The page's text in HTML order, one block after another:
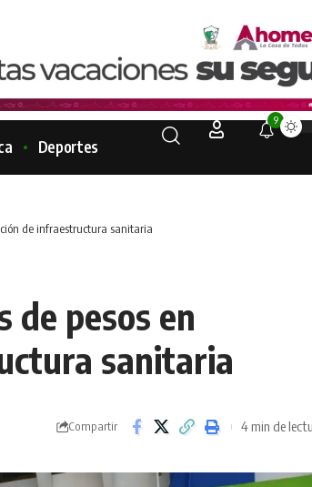
Deportes
9
de infraestructura sanitaria
pesos en
sanitaria
Compartir 4 min de